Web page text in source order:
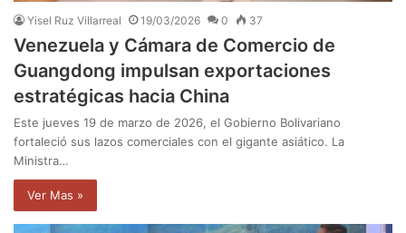
Yisel Ruz Villarreal 19/03/2026 0 37
Venezuela y Cámara de Comercio de
Guangdong impulsan exportaciones
estratégicas hacia China
Este jueves 19 de marzo de 2026, el Gobierno Bolivariano
fortaleció sus lazos comerciales con el gigante asiático. La
Ministra…
Ver Mas »